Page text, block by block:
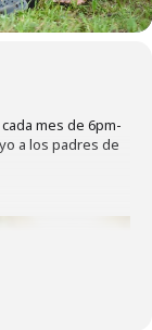
mes de 6pm-
a los padres de